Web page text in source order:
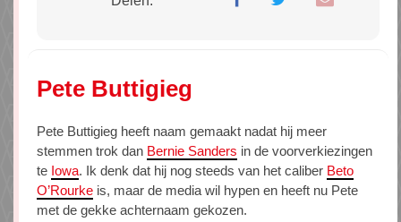
Pete Buttigieg
Pete Buttigieg heeft naam gemaakt nadat hij meer
stemmen trok dan Bernie Sanders in de voorverkiezingen
te Iowa. Ik denk dat hij nog steeds van het caliber Beto
O’Rourke is, maar de media wil hypen en heeft nu Pete
met de gekke achternaam gekozen.